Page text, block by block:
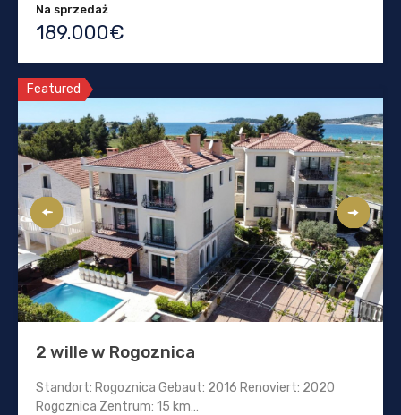
Na sprzedaż
189.000€
Featured
2 wille w Rogoznica
Standort: Rogoznica Gebaut: 2016 Renoviert: 2020
Rogoznica Zentrum: 15 km…